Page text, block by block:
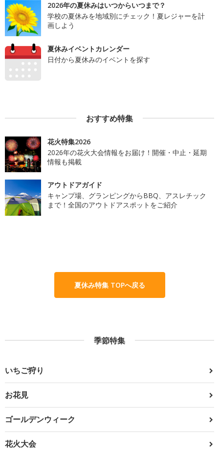
2026年の夏休みはいつからいつまで？
学校の夏休みを地域別にチェック！夏レジャーを計
画しよう
夏休みイベントカレンダー
日付から夏休みのイベントを探す
おすすめ特集
花火特集2026
2026年の花火大会情報をお届け！開催・中止・延期
情報も掲載
アウトドアガイド
キャンプ場、グランピングからBBQ、アスレチック
まで！全国のアウトドアスポットをご紹介
夏休み特集 TOPへ戻る
季節特集
いちご狩り
お花見
ゴールデンウィーク
花火大会